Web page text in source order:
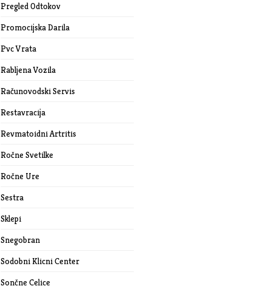
Pregled Odtokov
Promocijska Darila
Pvc Vrata
Rabljena Vozila
Računovodski Servis
Restavracija
Revmatoidni Artritis
Ročne Svetilke
Ročne Ure
Sestra
Sklepi
Snegobran
Sodobni Klicni Center
Sončne Celice